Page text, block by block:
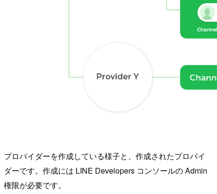
プロバイダーを作成している様子と、作成されたプロバイ
ダーです。作成には LINE Developers コンソールの Admin
権限が必要です。